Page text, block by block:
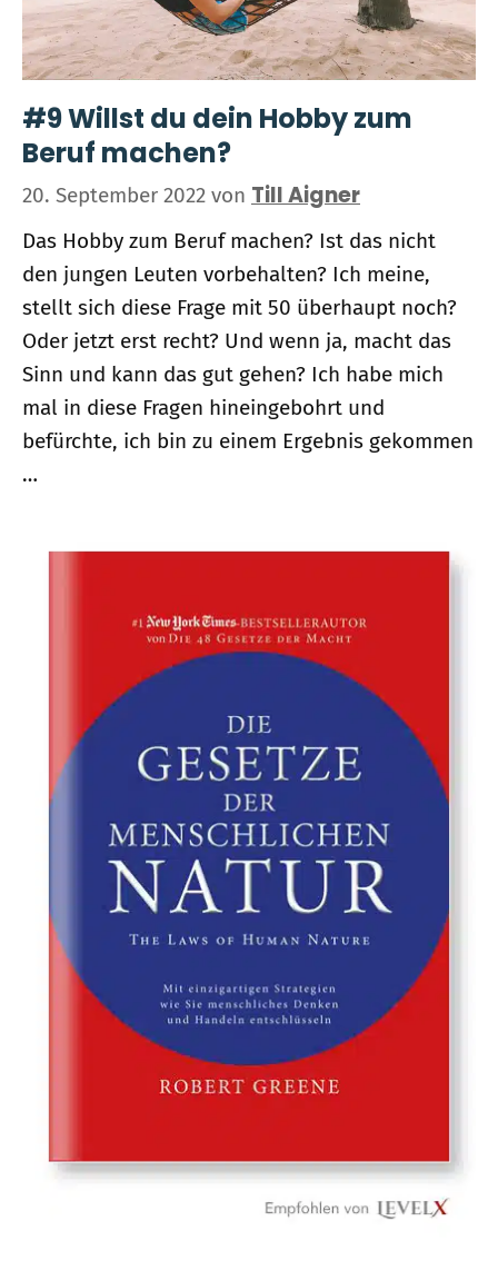
#9 Willst du dein Hobby zum
Beruf machen?
20. September 2022 von Till Aigner
Das Hobby zum Beruf machen? Ist das nicht
den jungen Leuten vorbehalten? Ich meine,
stellt sich diese Frage mit 50 überhaupt noch?
Oder jetzt erst recht? Und wenn ja, macht das
Sinn und kann das gut gehen? Ich habe mich
mal in diese Fragen hineingebohrt und
befürchte, ich bin zu einem Ergebnis gekommen
…